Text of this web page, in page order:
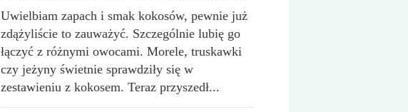
Uwielbiam zapach i smak kokosów, pewnie już
zdążyliście to zauważyć. Szczególnie lubię go
łączyć z różnymi owocami. Morele, truskawki
czy jeżyny świetnie sprawdziły się w
zestawieniu z kokosem. Teraz przyszedł...